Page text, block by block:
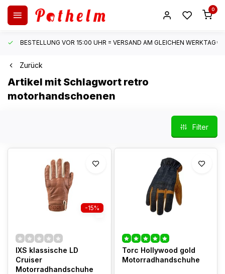
0
BESTELLUNG VOR 15:00 UHR = VERSAND AM GLEICHEN WERKTAG*
Zurück
Artikel mit Schlagwort retro
motorhandschoenen
Filter
-15%
IXS klassische LD
Cruiser
Motorradhandschuhe
Torc Hollywood gold
Motorradhandschuhe